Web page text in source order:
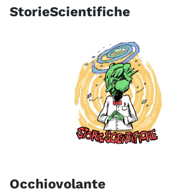
StorieScientifiche
Occhiovolante